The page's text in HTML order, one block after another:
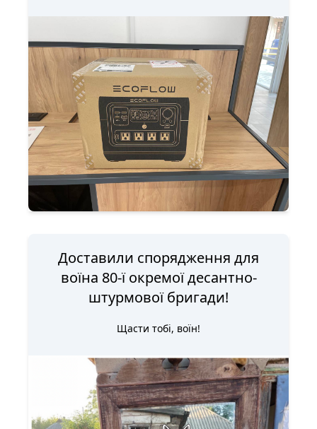
Доставили спорядження для
воїна 80-ї окремої десантно-
штурмової бригади!
Щасти тобі, воїн!